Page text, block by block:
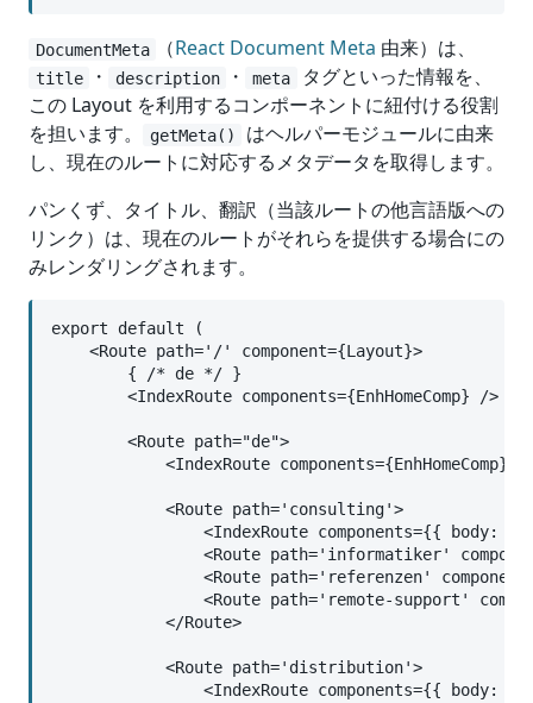
DocumentMeta （React Document Meta 由来）は、
title ・ description ・ meta
タグといった情報を、
この Layout を利用するコンポーネントに紐付ける役割
を担います。
getMeta()
はヘルパーモジュールに由来
し、現在のルートに対応するメタデータを取得します。
パンくず、タイトル、翻訳（当該ルートの他言語版への
リンク）は、現在のルートがそれらを提供する場合にの
みレンダリングされます。
export default (
    <Route path='/' component={Layout}>
        { /* de */ }
        <IndexRoute components={EnhHomeComp} />
        <Route path="de">
<IndexRoute components={EnhHomeComp} /
            <Route path='consulting'>
<IndexRoute components={{ body:
<Route path='informatiker'
<Route path='referenzen'
<Route path='remote-support'
            </Route>
            <Route path='distribution'>
<IndexRoute components={{ body: